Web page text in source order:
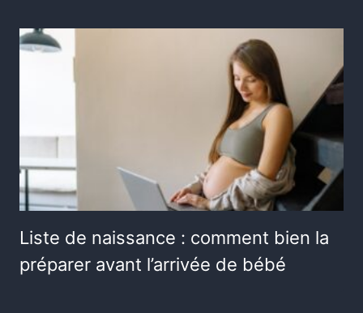
Liste de naissance : comment bien la
préparer avant l’arrivée de bébé